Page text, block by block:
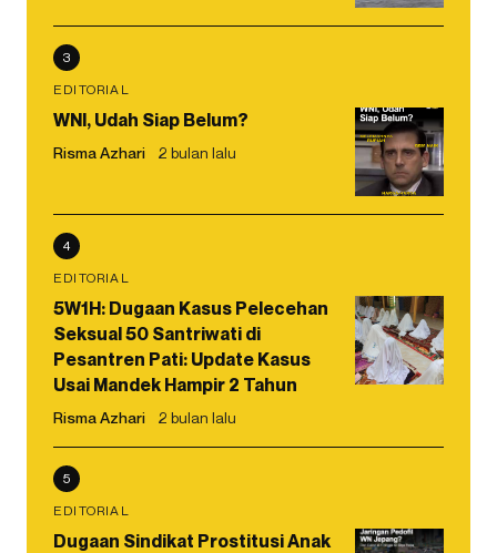
3
EDITORIAL
WNI, Udah Siap Belum?
Risma Azhari 2 bulan lalu
4
EDITORIAL
5W1H: Dugaan Kasus Pelecehan
Seksual 50 Santriwati di
Pesantren Pati: Update Kasus
Usai Mandek Hampir 2 Tahun
Risma Azhari 2 bulan lalu
5
EDITORIAL
Dugaan Sindikat Prostitusi Anak